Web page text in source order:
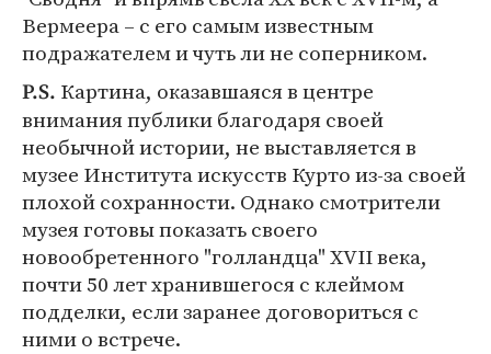
Вермеера – с его самым известным
подражателем и чуть ли не соперником.
P.S. Картина, оказавшаяся в центре
внимания публики благодаря своей
необычной истории, не выставляется в
музее Института искусств Курто из-за своей
плохой сохранности. Однако смотрители
музея готовы показать своего
новообретенного "голландца" XVII века,
почти 50 лет хранившегося с клеймом
подделки, если заранее договориться с
ними о встрече.